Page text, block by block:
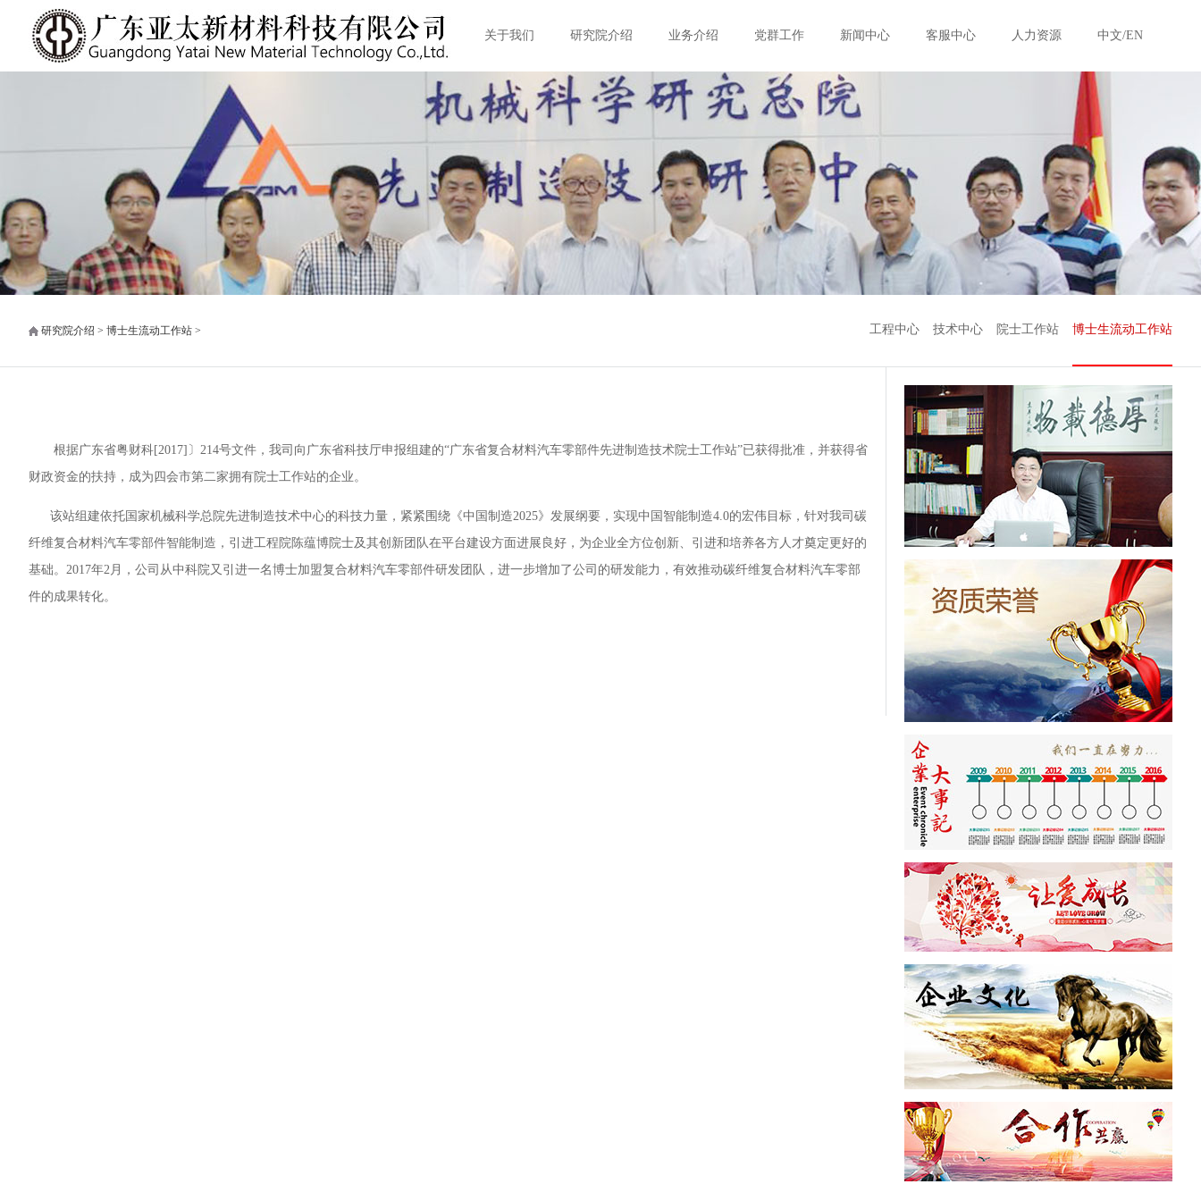
关于我们 研究院介绍 业务介绍 党群工作 新闻中心 客服中心 人力资源 中文/EN
工程中心 技术中心 院士工作站 博士生流动工作站
研究院介绍 > 博士生流动工作站 >
根据广东省粤财科[2017]〕214号文件，我司向广东省科技厅申报组建的“广东省复合材料汽车零部件先进制造技术院士工作站”已获得批准，并获得省
财政资金的扶持，成为四会市第二家拥有院士工作站的企业。
该站组建依托国家机械科学总院先进制造技术中心的科技力量，紧紧围绕《中国制造2025》发展纲要，实现中国智能制造4.0的宏伟目标，针对我司碳
纤维复合材料汽车零部件智能制造，引进工程院陈蕴博院士及其创新团队在平台建设方面进展良好，为企业全方位创新、引进和培养各方人才奠定更好的
基础。2017年2月，公司从中科院又引进一名博士加盟复合材料汽车零部件研发团队，进一步增加了公司的研发能力，有效推动碳纤维复合材料汽车零部
件的成果转化。